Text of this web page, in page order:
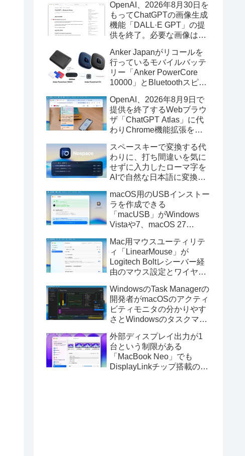
OpenAI、2026年8月30日を
もってChatGPTの画像生成
機能「DALL·E GPT」の提
供を終了。必要な画像は期
Anker Japanがリコールを
行っているモバイルバッテ
リー「Anker PowerCore
10000」とBluetoothスピー
辺を焼損する火災が6月に3
件発生していたそうなので
注意を。
OpenAI、2026年8月9日で
提供を終了するWebブラウ
ザ「ChatGPT Atlas」に代
わりChrome機能拡張をア
画の質問やAsk ChatGPT機
能を追加。
スペースキーで変換する代
わりに、打ち間違いを気に
せずに入力したローマ字を
AIで自然な日本語に変換し
力アプリ「Nospace」がリ
リース。
macOS用のUSBインストー
ラを作成できる
「macUSB」がWindows
Vistaや7、macOS 27
トーラの作成に対応。
Mac用マウスユーティリテ
ィ「LinearMouse」が
Logitech Boltレシーバー経
由のマウス設定とワイヤレ
ックボールに対応。
WindowsのTask Managerの
開発者がmacOSのアクティ
ビティモニタの分かりやす
さとWindowsのタスクマネ
Mac用システムモニタアプ
リ「Task Manager TMOG」
のBeta版を公開。
外部ディスプレイ出力が1
台という制限がある
「MacBook Neo」でも
DisplayLinkチップ搭載の